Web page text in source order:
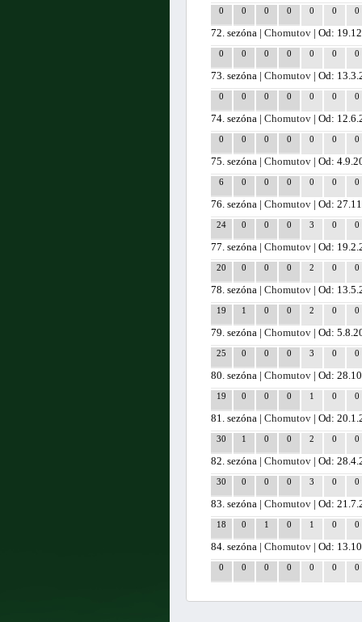
0 0 0 0 0 0 0
72. sezóna |Chomutov | Od:
0 0 0 0 0 0 0
73. sezóna |Chomutov | Od:
0 0 0 0 0 0 0
74. sezóna |Chomutov | Od:
0 0 0 0 0 0 0
75. sezóna |Chomutov | Od:
6 0 0 0 0 0 0
76. sezóna |Chomutov | Od:
24 0 0 0 3 0 0
77. sezóna |Chomutov | Od:
20 0 0 0 2 0 0
78. sezóna |Chomutov | Od:
19 1 0 0 2 0 0
79. sezóna |Chomutov | Od:
25 0 0 0 3 0 0
80. sezóna |Chomutov | Od:
19 0 0 0 1 0 0
81. sezóna |Chomutov | Od:
30 1 0 0 2 0 0
82. sezóna |Chomutov | Od:
30 0 0 0 3 0 0
83. sezóna |Chomutov | Od:
18 0 1 0 1 0 0
84. sezóna |Chomutov | Od:
0 0 0 0 0 0 0